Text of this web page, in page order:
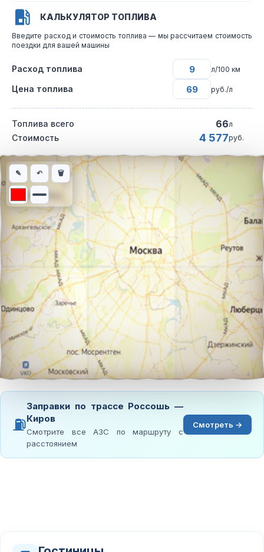
КАЛЬКУЛЯТОР ТОПЛИВА
Введите расход и стоимость топлива — мы рассчитаем стоимость
поездки для вашей машины
Расход топлива л/100 км
Цена топлива руб./л
Топлива всего 66л
Стоимость 4 577руб.
Интерактивная карта автомобильного маршрута из города
✎ ↶ 🗑
⛽
Заправки по трассе Россошь —
Киров
Смотрите все АЗС по маршруту с
расстоянием
Смотреть →